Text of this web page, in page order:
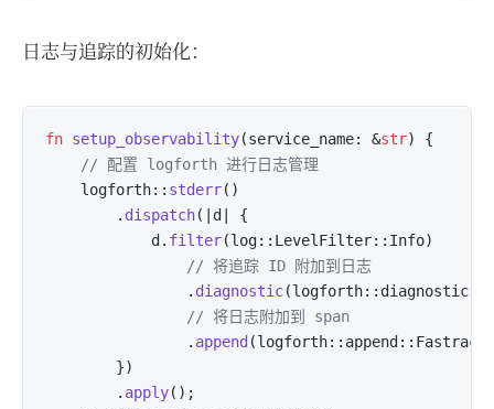
日志与追踪的初始化：
fn setup_observability(service_name: &str) {
// 配置 logforth 进行日志管理
    logforth::
stderr()
        .
dispatch(|d| {
            d.
filter(log::LevelFilter::Info)
// 将追踪 ID 附加到日志
                .
diagnostic
// 将日志附加到 span
                .
append
        })
        .
apply();